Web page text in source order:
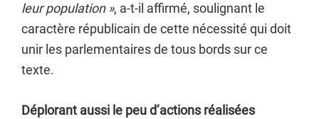
leur population », a-t-il affirmé, soulignant le
caractère républicain de cette nécessité qui doit
unir les parlementaires de tous bords sur ce
texte.
Déplorant aussi le peu d’actions réalisées